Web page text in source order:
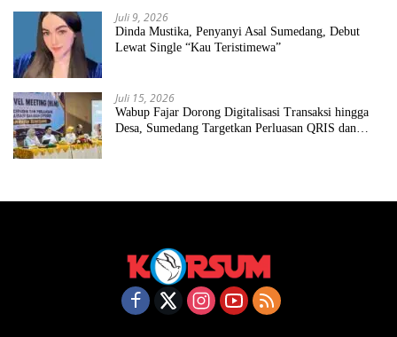
Juli 9, 2026
Dinda Mustika, Penyanyi Asal Sumedang, Debut
Lewat Single “Kau Teristimewa”
Juli 15, 2026
Wabup Fajar Dorong Digitalisasi Transaksi hingga
Desa, Sumedang Targetkan Perluasan QRIS dan